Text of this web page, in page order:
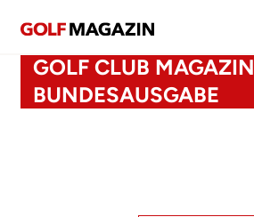
GOLF CLUB MAGAZIN
BUNDESAUSGABE